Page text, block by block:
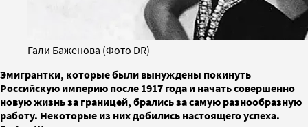
Гали Баженова (Фото DR)
Эмигрантки, которые были вынуждены покинуть
Российскую империю после 1917 года и начать совершенно
новую жизнь за границей, брались за самую разнообразную
работу. Некоторые из них добились настоящего успеха.